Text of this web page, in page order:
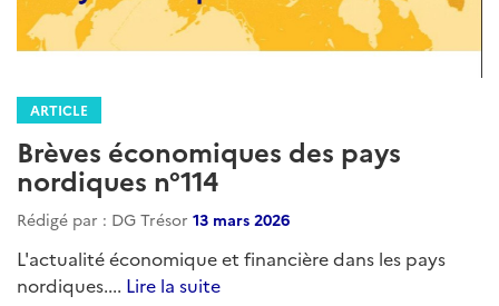
ARTICLE
Brèves économiques des pays
nordiques n°114
Rédigé par : DG Trésor 13 mars 2026
L'actualité économique et financière dans les pays
nordiques.... Lire la suite